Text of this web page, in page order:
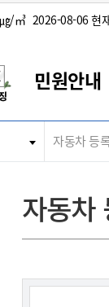
/㎥ 2026-08-06 현
민원안내
민원창구안내
민원수수료
종합민원창구
토지정보민원창구
시정알림
시험/채용
보도자료
행사일정표
복지/보건
통합돌봄
주민복지
여성/가족
군산사랑상품권
상품권 공지사항
상품권 Q&A
판매대행점 조회
정보공개제도
비공개대상정보
불복구제절차
정보공개서식
군산에서 시작되는 새
군산시 비전
전북특별자치도 소개
전북특별자치도 용어
홍보영상 게시판
자동차 등
자동차